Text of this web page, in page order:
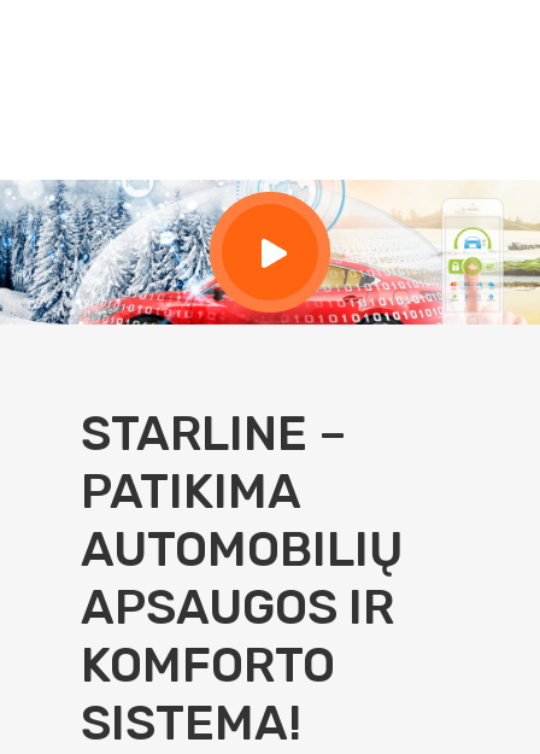
STARLINE –
PATIKIMA
AUTOMOBILIŲ
APSAUGOS IR
KOMFORTO
SISTEMA!